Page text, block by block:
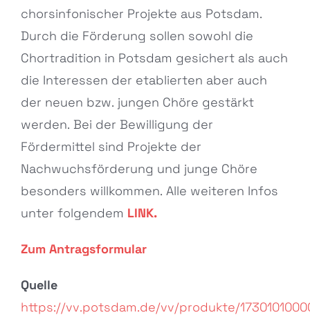
chorsinfonischer Projekte aus Potsdam.
Durch die Förderung sollen sowohl die
Chortradition in Potsdam gesichert als auch
die Interessen der etablierten aber auch
der neuen bzw. jungen Chöre gestärkt
werden. Bei der Bewilligung der
Fördermittel sind Projekte der
Nachwuchsförderung und junge Chöre
besonders willkommen. Alle weiteren Infos
unter folgendem LINK.
Zum Antragsformular
Quelle
https://vv.potsdam.de/vv/produkte/